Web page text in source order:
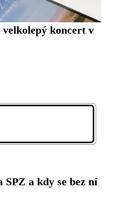
koncert v
a kdy se bez ní